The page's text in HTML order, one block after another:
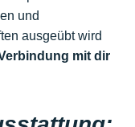
und
ausgeübt wird
mit dir